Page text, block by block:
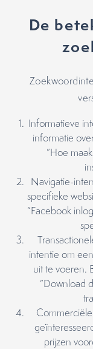
De
Informatieve
informatie
“Hoe
Navigatie-
specifieke
“Facebook
intentie om
uit te voeren.
“Download
prijzen